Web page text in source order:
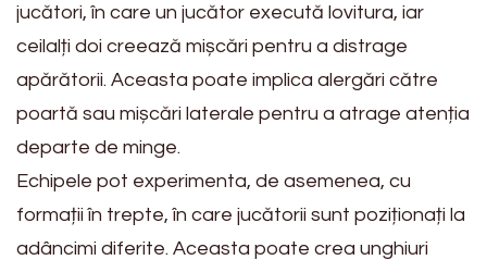
jucători, în care un jucător execută lovitura, iar
ceilalți doi creează mișcări pentru a distrage
apărătorii. Aceasta poate implica alergări către
poartă sau mișcări laterale pentru a atrage atenția
departe de minge.
Echipele pot experimenta, de asemenea, cu
formații în trepte, în care jucătorii sunt poziționați la
adâncimi diferite. Aceasta poate crea unghiuri